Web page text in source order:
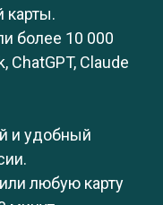
карты.
более 10 000
Claude
и удобный
любую карту